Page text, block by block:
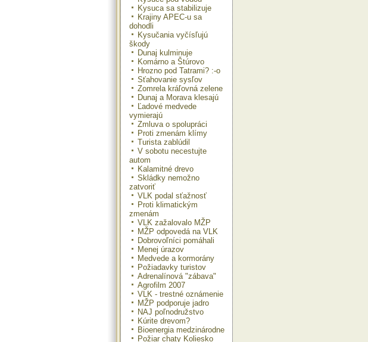
Kysuca sa stabilizuje
Krajiny APEC-u sa
dohodli
Kysučania vyčísľujú
škody
Dunaj kulminuje
Komárno a Štúrovo
Hrozno pod Tatrami? :-o
Sťahovanie sysľov
Zomrela kráľovná zelene
Dunaj a Morava klesajú
Ľadové medvede
vymierajú
Zmluva o spolupráci
Proti zmenám klímy
Turista zablúdil
V sobotu necestujte
autom
Kalamitné drevo
Skládky nemožno
zatvoriť
VLK podal sťažnosť
Proti klimatickým
zmenám
VLK zažalovalo MŽP
MŽP odpovedá na VLK
Dobrovoľníci pomáhali
Menej úrazov
Medvede a kormorány
Požiadavky turistov
Adrenalínová "zábava"
Agrofilm 2007
VLK - trestné oznámenie
MŽP podporuje jadro
NAJ poľnodružstvo
Kúrite drevom?
Bioenergia medzinárodne
Požiar chaty Koliesko